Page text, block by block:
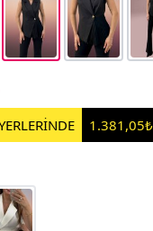
1.381,05₺